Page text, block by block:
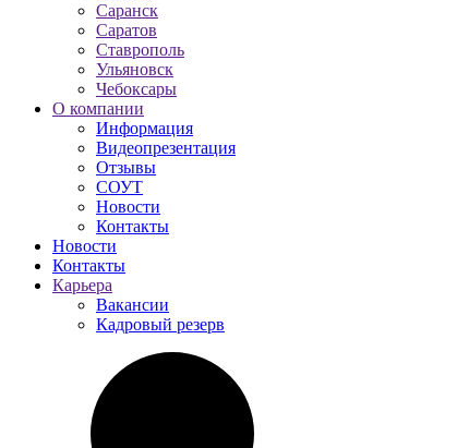
Саранск
Саратов
Ставрополь
Ульяновск
Чебоксары
О компании
Информация
Видеопрезентация
Отзывы
СОУТ
Новости
Контакты
Новости
Контакты
Карьера
Вакансии
Кадровый резерв